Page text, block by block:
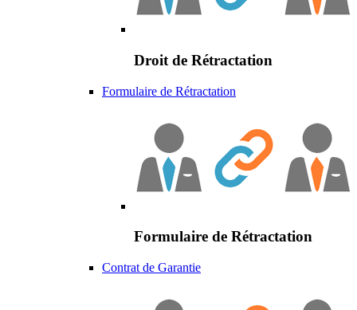
Droit de Rétractation
Formulaire de Rétractation
Formulaire de Rétractation
Contrat de Garantie